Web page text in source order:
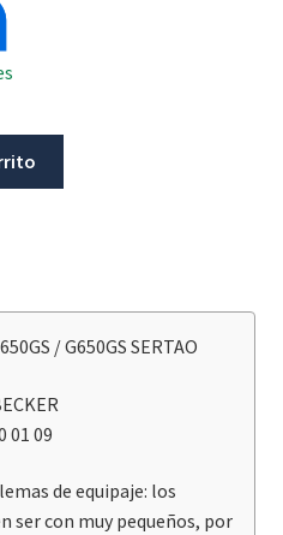
/ G650GS SERTAO
01 09
de equipaje: los
ser con muy pequeños, por